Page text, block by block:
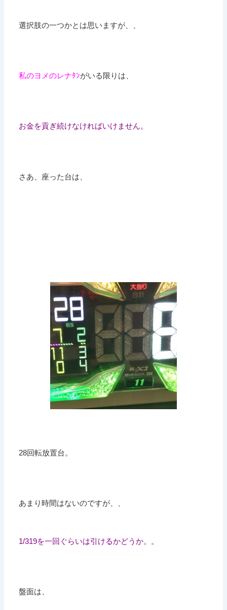
選択肢の一つかとは思いますが、、
私のヨメのレナﾀﾝがいる限りは、
お金を貢ぎ続けなければいけません。
さあ、座った台は、
28回転放置台。
あまり時間はないのですが、、
1/319を一回ぐらいは引けるかどうか。。
盤面は、